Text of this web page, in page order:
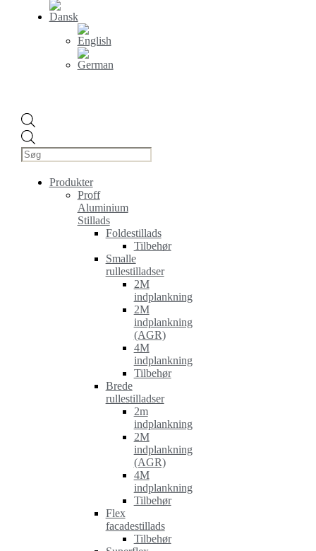
search
Produkter
Proff
Aluminium
Stillads
Foldestillads
Tilbehør
Smalle
rullestilladser
2M
indplankning
2M
indplankning
(AGR)
4M
indplankning
Tilbehør
Brede
rullestilladser
2m
indplankning
2M
indplankning
(AGR)
4M
indplankning
Tilbehør
Flex
facadestillads
Tilbehør